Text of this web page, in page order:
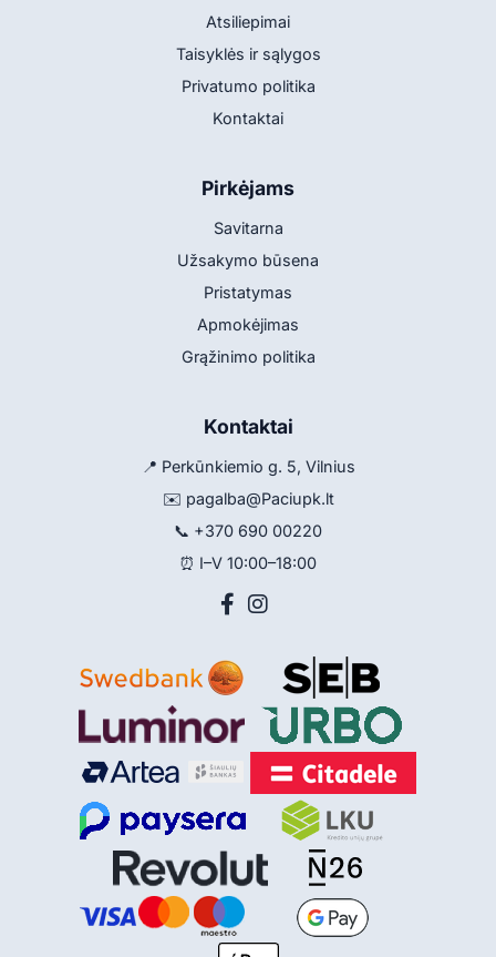
Atsiliepimai
Taisyklės ir sąlygos
Privatumo politika
Kontaktai
Pirkėjams
Savitarna
Užsakymo būsena
Pristatymas
Apmokėjimas
Grąžinimo politika
Kontaktai
📍 Perkūnkiemio g. 5, Vilnius
✉️ pagalba@Paciupk.lt
📞 +370 690 00220
⏰ I–V 10:00–18:00